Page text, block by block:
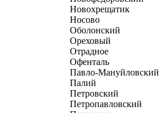
Новохрещатик
Носово
Оболонский
Ореховый
Отрадное
Офенталь
Павло-Мануйловский
Палий
Петровский
Петропавловский